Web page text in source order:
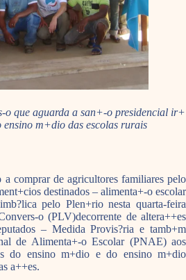
o que aguarda a san+-o presidencial ir+
m+dio das escolas rurais
comprar de agricultores familiares pelo
destinados – alimenta+-o escolar
pelo Plen+rio nesta quarta-feira
o (PLV)decorrente de altera++es
– Medida Provis?ria e tamb+m
de Alimenta+-o Escolar (PNAE) aos
do ensino m+dio e do ensino m+dio
a++es.